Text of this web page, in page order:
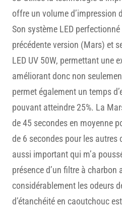
offre un volume d’impression
Son système LED
précédente version (Mars) et
LED UV 50W, permettant une
améliorant donc non
permet également un temps
pouvant atteindre 25%. La
de 45 secondes en moyenne
de 6 secondes pour les autres
aussi important qui m’a
présence d’un filtre à
considérablement les odeurs
d’étanchéité en caoutchouc